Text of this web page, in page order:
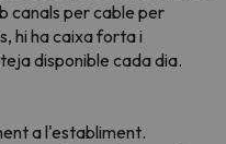
canals per cable per
hi ha caixa forta i
disponible cada dia.
a l'establiment.